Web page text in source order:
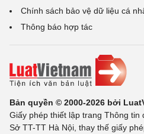
Chính sách bảo vệ dữ liệu cá
Thông báo hợp tác
Bản quyền © 2000-2026 bởi
Giấy phép thiết lập trang Thông
Sở TT-TT Hà Nội, thay thế giấy